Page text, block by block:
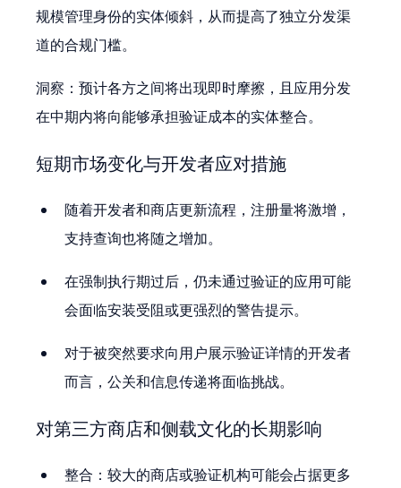
规模管理身份的实体倾斜，从而提高了独立分发渠
道的合规门槛。
洞察：预计各方之间将出现即时摩擦，且应用分发
在中期内将向能够承担验证成本的实体整合。
短期市场变化与开发者应对措施
随着开发者和商店更新流程，注册量将激增，
支持查询也将随之增加。
在强制执行期过后，仍未通过验证的应用可能
会面临安装受阻或更强烈的警告提示。
对于被突然要求向用户展示验证详情的开发者
而言，公关和信息传递将面临挑战。
对第三方商店和侧载文化的长期影响
整合：较大的商店或验证机构可能会占据更多